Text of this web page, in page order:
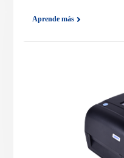
Aprende más